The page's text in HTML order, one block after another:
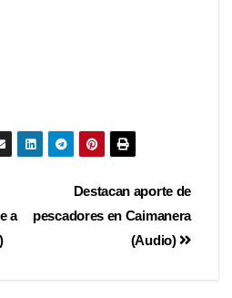
Destacan aporte de
pescadores en Caimanera
(Audio)
a